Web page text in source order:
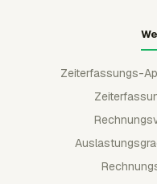
Zeiterfassungs-